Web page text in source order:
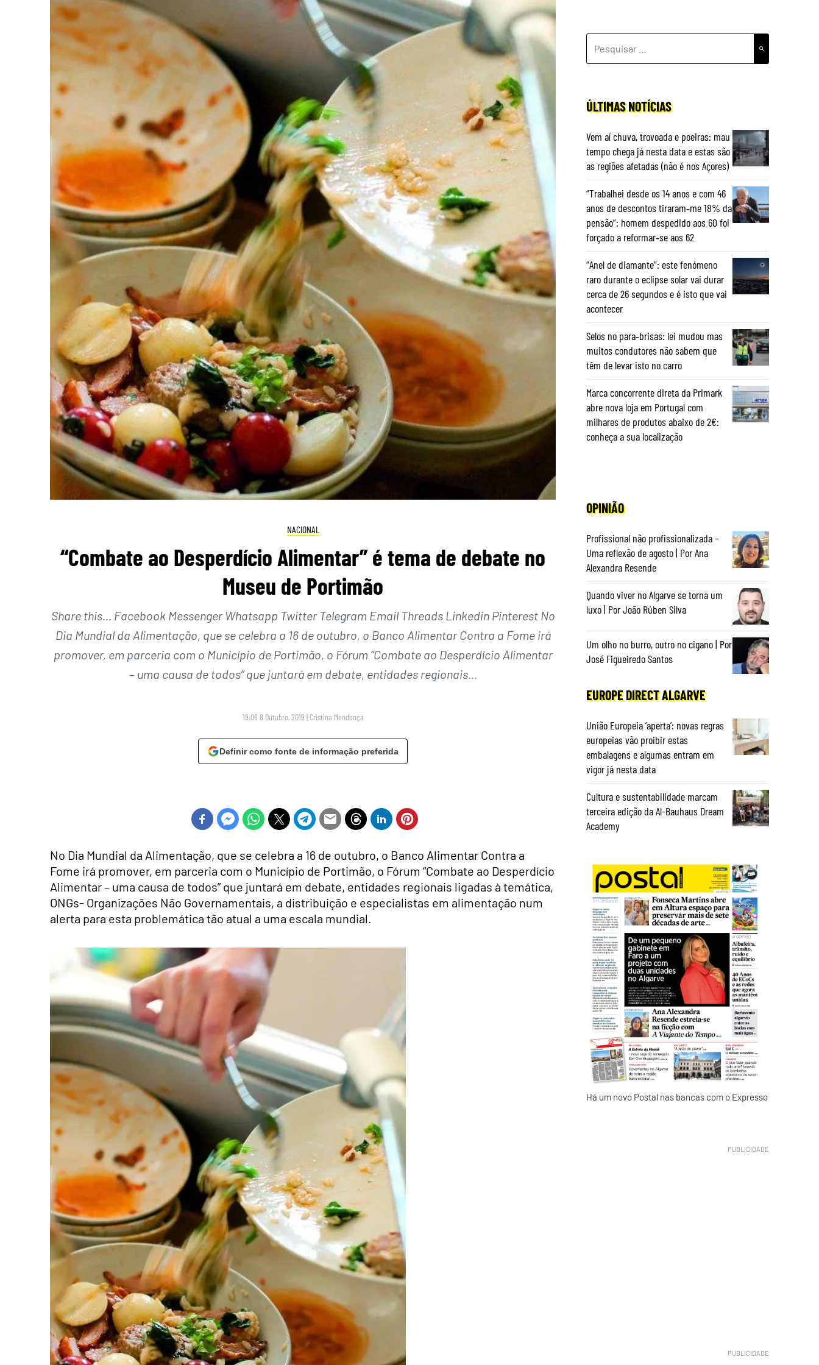
NACIONAL
“Combate ao Desperdício Alimentar” é tema de debate no
Museu de Portimão
Share this… Facebook Messenger Whatsapp Twitter Telegram Email Threads Linkedin Pinterest No
Dia Mundial da Alimentação, que se celebra a 16 de outubro, o Banco Alimentar Contra a Fome irá
promover, em parceria com o Município de Portimão, o Fórum “Combate ao Desperdício Alimentar
– uma causa de todos” que juntará em debate, entidades regionais…
19:06 8 Outubro, 2019 | Cristina Mendonça
Definir como fonte de informação preferida
No Dia Mundial da Alimentação, que se celebra a 16 de outubro, o Banco Alimentar Contra a
Fome irá promover, em parceria com o Município de Portimão, o Fórum “Combate ao Desperdício
Alimentar – uma causa de todos” que juntará em debate, entidades regionais ligadas à temática,
ONGs- Organizações Não Governamentais, a distribuição e especialistas em alimentação num
alerta para esta problemática tão atual a uma escala mundial.
POR:
ÚLTIMAS NOTÍCIAS
Vem aí chuva, trovoada e poeiras: mau
tempo chega já nesta data e estas são
as regiões afetadas (não é nos Açores)
“Trabalhei desde os 14 anos e com 46
anos de descontos tiraram‑me 18% da
pensão”: homem despedido aos 60 foi
forçado a reformar‑se aos 62
“Anel de diamante”: este fenómeno
raro durante o eclipse solar vai durar
cerca de 26 segundos e é isto que vai
acontecer
Selos no para‑brisas: lei mudou mas
muitos condutores não sabem que
têm de levar isto no carro
Marca concorrente direta da Primark
abre nova loja em Portugal com
milhares de produtos abaixo de 2€:
conheça a sua localização
OPINIÃO
Profissional não profissionalizada –
Uma reflexão de agosto | Por Ana
Alexandra Resende
Quando viver no Algarve se torna um
luxo | Por João Rúben Silva
Um olho no burro, outro no cigano | Por
José Figueiredo Santos
EUROPE DIRECT ALGARVE
União Europeia ‘aperta’: novas regras
europeias vão proibir estas
embalagens e algumas entram em
vigor já nesta data
Cultura e sustentabilidade marcam
terceira edição da Al-Bauhaus Dream
Academy
Há um novo Postal nas bancas com o Expresso